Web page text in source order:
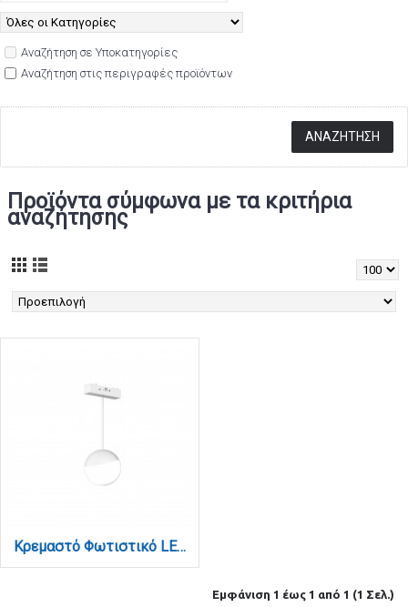
Αναζήτηση σε Υποκατηγορίες
Αναζήτηση στις περιγραφές προϊόντων
Προϊόντα σύμφωνα με τα κριτήρια
αναζήτησης
Κρεμαστό Φωτιστικό LED 6W 3CCT για Ultra-Thin μαγνητική ράγα σε λευκή απόχρωση D:10X10cm (TMU0200-White)
Εμφάνιση 1 έως 1 από 1 (1 Σελ.)